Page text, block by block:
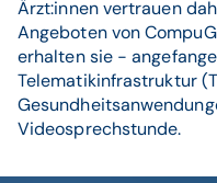
Ärzt:innen vertrauen
Angeboten von
erhalten sie −
Telematikinfrastruktur
Videosprechstunde.